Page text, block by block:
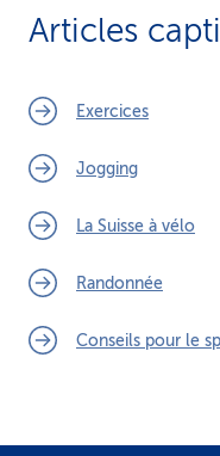
Articles
Exercices
Jogging
La Suisse à vélo
Randonnée
Conseils pour le